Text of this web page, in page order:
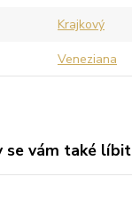
Krajkový
Veneziana
se vám také líbit